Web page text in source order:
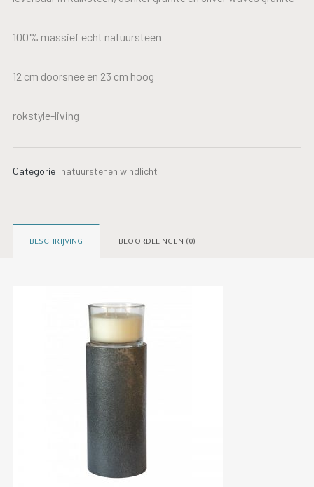
100% massief echt natuursteen
12 cm doorsnee en 23 cm hoog
rokstyle-living
Categorie: natuurstenen windlicht
BESCHRIJVING BEOORDELINGEN (0)